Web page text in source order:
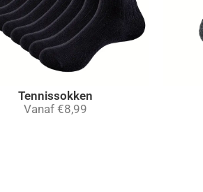
Tennissokken
Vanaf €8,99